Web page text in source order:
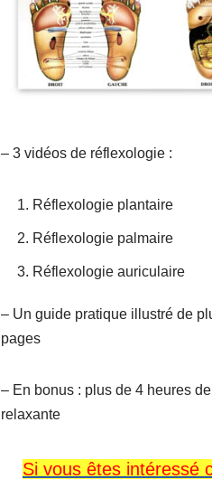
– 3 vidéos de réflexologie :
Réflexologie plantaire
Réflexologie palmaire
Réflexologie auriculaire
– Un guide pratique illustré de
pages
– En bonus : plus de 4 heures
relaxante
Si vous êtes intéressé